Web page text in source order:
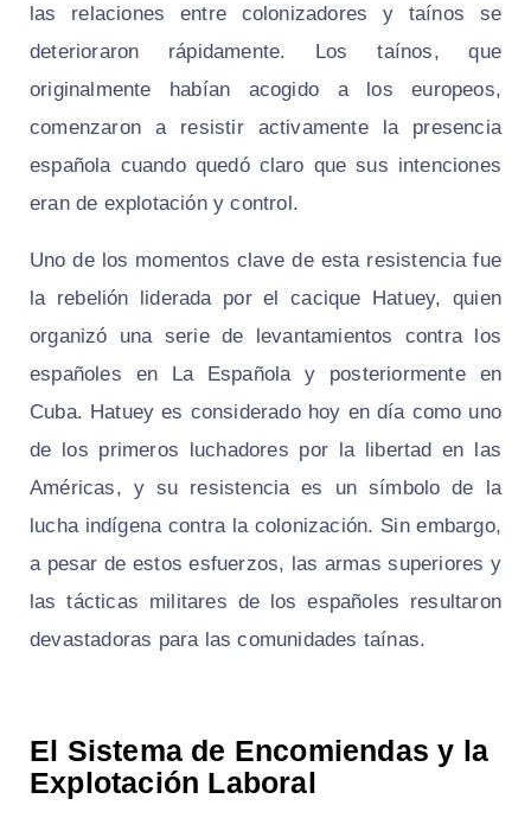
las relaciones entre colonizadores y taínos se
deterioraron rápidamente. Los taínos, que
originalmente habían acogido a los europeos,
comenzaron a resistir activamente la presencia
española cuando quedó claro que sus intenciones
eran de explotación y control.
Uno de los momentos clave de esta resistencia fue
la rebelión liderada por el cacique Hatuey, quien
organizó una serie de levantamientos contra los
españoles en La Española y posteriormente en
Cuba. Hatuey es considerado hoy en día como uno
de los primeros luchadores por la libertad en las
Américas, y su resistencia es un símbolo de la
lucha indígena contra la colonización. Sin embargo,
a pesar de estos esfuerzos, las armas superiores y
las tácticas militares de los españoles resultaron
devastadoras para las comunidades taínas.
El Sistema de Encomiendas y la
Explotación Laboral